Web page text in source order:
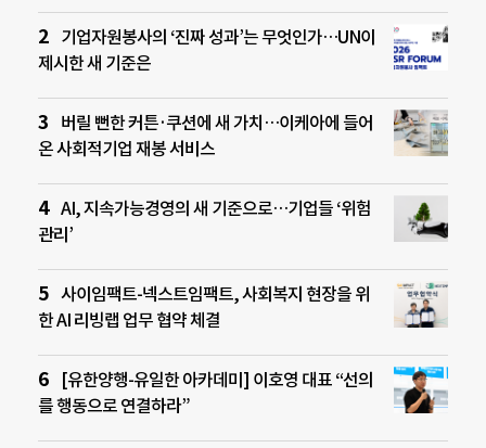
기업자원봉사의 ‘진짜 성과’는 무엇인가…UN이
제시한 새 기준은
버릴 뻔한 커튼·쿠션에 새 가치…이케아에 들어
온 사회적기업 재봉 서비스
AI, 지속가능경영의 새 기준으로…기업들 ‘위험
관리’
사이임팩트-넥스트임팩트, 사회복지 현장을 위
한 AI 리빙랩 업무 협약 체결
[유한양행-유일한 아카데미] 이호영 대표 “선의
를 행동으로 연결하라”